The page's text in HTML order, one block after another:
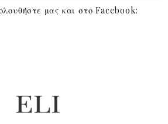
μας και στο Facebook: